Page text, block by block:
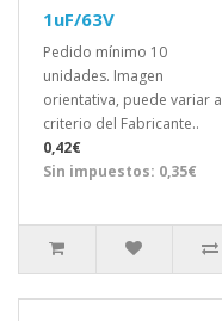
1uF/63V
Pedido mínimo 10
unidades. Imagen
orientativa, puede variar a
criterio del Fabricante..
0,42€
Sin impuestos: 0,35€